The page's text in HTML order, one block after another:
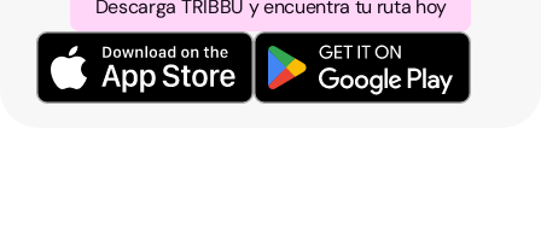
Descarga TRIBBU y encuentra tu ruta hoy